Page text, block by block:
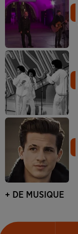
+ DE MUSIQUE